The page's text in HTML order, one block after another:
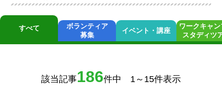
すべて
ボランティア
募集
イベント・講座
ワークキャ
スタディツ
該当記事186件中 1～15件表示